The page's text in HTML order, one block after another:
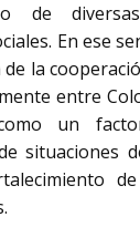
de
En ese
de la
entre
un
situaciones